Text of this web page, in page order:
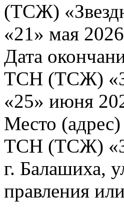
(ТСЖ)
«21» мая
Дата
ТСН (ТСЖ)
«25» июня
Место
ТСН (ТСЖ)
г. Балашиха,
правления